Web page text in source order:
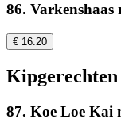
86. Varkenshaas
€ 16.20
Kipgerechten
87. Koe Loe Kai